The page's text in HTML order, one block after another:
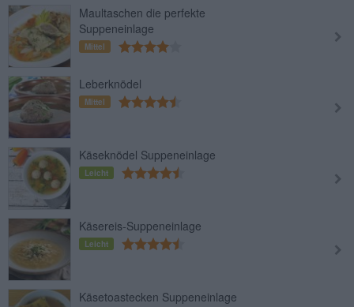
Maultaschen die perfekte
Suppeneinlage
Mittel
Leberknödel
Mittel
Käseknödel Suppeneinlage
Leicht
Käsereis-Suppeneinlage
Leicht
Käsetoastecken Suppeneinlage